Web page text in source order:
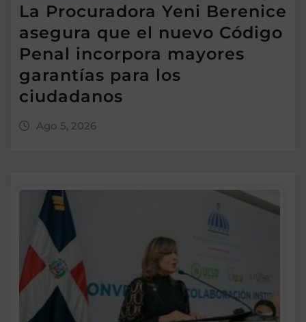
La Procuradora Yeni Berenice
asegura que el nuevo Código
Penal incorpora mayores
garantías para los
ciudadanos
Ago 5, 2026